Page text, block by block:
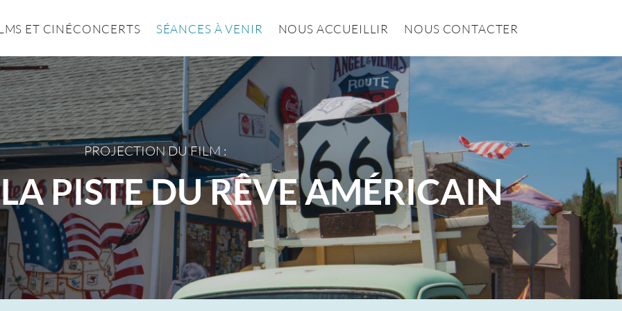
ET CINÉCONCERTS SÉANCES À VENIR NOUS ACCUEILLIR NOUS CONTACTER
PROJECTION DU FILM :
PISTE DU RÊVE AMÉRICAIN